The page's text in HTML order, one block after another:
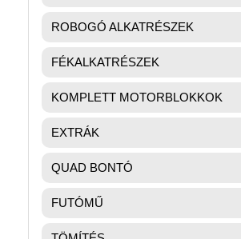
ROBOGÓ ALKATRÉSZEK
FÉKALKATRÉSZEK
KOMPLETT MOTORBLOKKOK
EXTRÁK
QUAD BONTÓ
FUTÓMŰ